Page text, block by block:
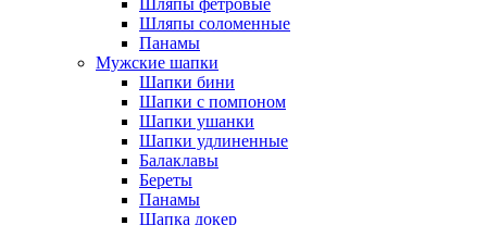
Шляпы фетровые
Шляпы соломенные
Панамы
Мужские шапки
Шапки бини
Шапки с помпоном
Шапки ушанки
Шапки удлиненные
Балаклавы
Береты
Панамы
Шапка докер